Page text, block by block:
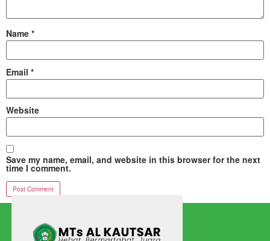
Name *
Email *
Website
Save my name, email, and website in this browser for the next
time I comment.